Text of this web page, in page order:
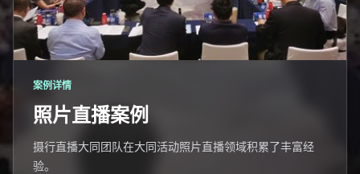
案例详情
照片直播案例
摄行直播大同团队在大同活动照片直播领域积累了丰富经
验。